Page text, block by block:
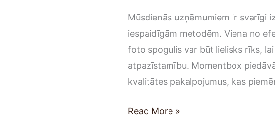
Mūsdienās uzņēmumiem ir svarīgi
iespaidīgām metodēm. Viena no
foto spogulis var būt lielisks rīks,
atpazīstamību. Momentbox
kvalitātes pakalpojumus, kas
Read More »